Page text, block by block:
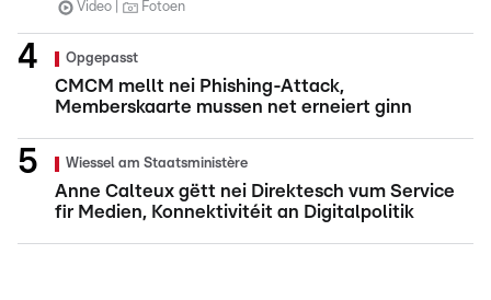
Video Fotoen
Opgepasst
CMCM mellt nei Phishing-Attack,
Memberskaarte mussen net erneiert ginn
Wiessel am Staatsministère
Anne Calteux gëtt nei Direktesch vum Service
fir Medien, Konnektivitéit an Digitalpolitik